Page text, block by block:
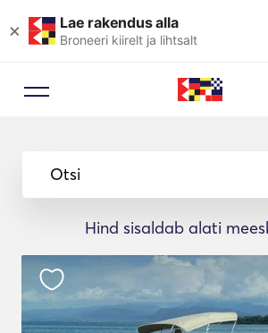
× Lae rakendus alla
Broneeri kiirelt ja lihtsalt
Otsi
Hind sisaldab alati